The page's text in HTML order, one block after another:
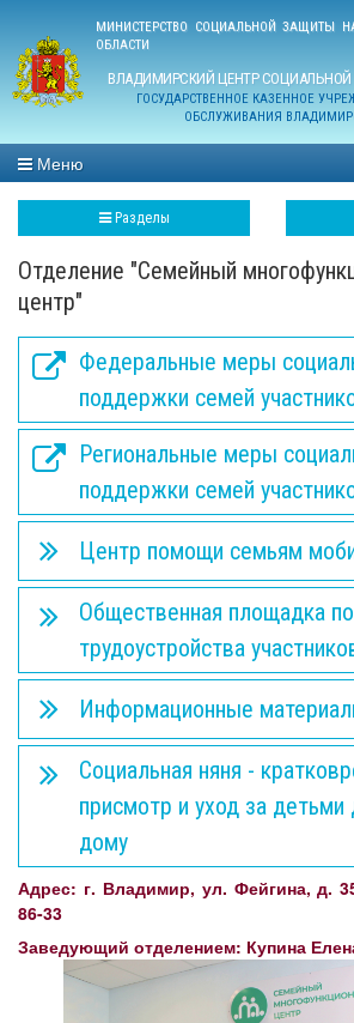
МИНИСТЕРСТВО СОЦИАЛЬНОЙ ЗАЩИТЫ
ОБЛАСТИ
ВЛАДИМИРСКИЙ ЦЕНТР
ГОСУДАРСТВЕННОЕ КАЗЕННОЕ
ОБСЛУЖИВАНИЯ
Меню
Разделы
Отделение "Семейный
центр"
Федеральные меры
поддержки семей
Региональные меры
поддержки семей
Центр помощи семьям
Общественная площадка
трудоустройства
Информационные
Социальная няня -
присмотр и уход за детьми
дому
Адрес: г. Владимир, ул. Фейгина, д.
86-33
Заведующий отделением: Купина